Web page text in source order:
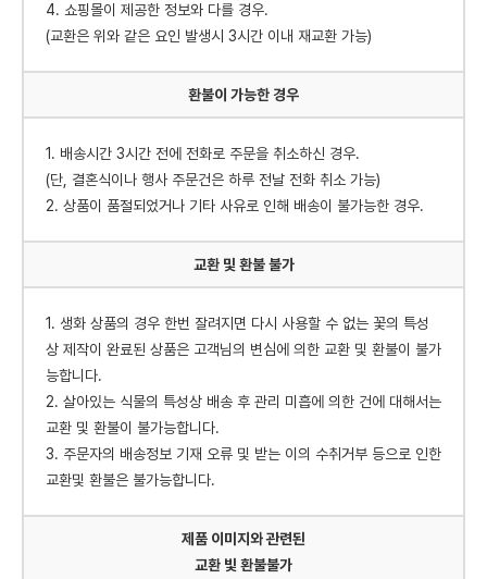
4. 쇼핑몰이 제공한 정보와 다를 경우.
(교환은 위와 같은 요인 발생시 3시간 이내 재교환 가능)
환불이 가능한 경우
1. 배송시간 3시간 전에 전화로 주문을 취소하신 경우.
(단, 결혼식이나 행사 주문건은 하루 전날 전화 취소 가능)
2. 상품이 품절되었거나 기타 사유로 인해 배송이 불가능한 경우.
교환 및 환불 불가
1. 생화 상품의 경우 한번 잘려지면 다시 사용할 수 없는 꽃의 특성
상 제작이 완료된 상품은 고객님의 변심에 의한 교환 및 환불이 불가
능합니다.
2. 살아있는 식물의 특성상 배송 후 관리 미흡에 의한 건에 대해서는
교환 및 환불이 불가능합니다.
3. 주문자의 배송정보 기재 오류 및 받는 이의 수취거부 등으로 인한
교환및 환불은 불가능합니다.
제품 이미지와 관련된
교환 빛 환불불가